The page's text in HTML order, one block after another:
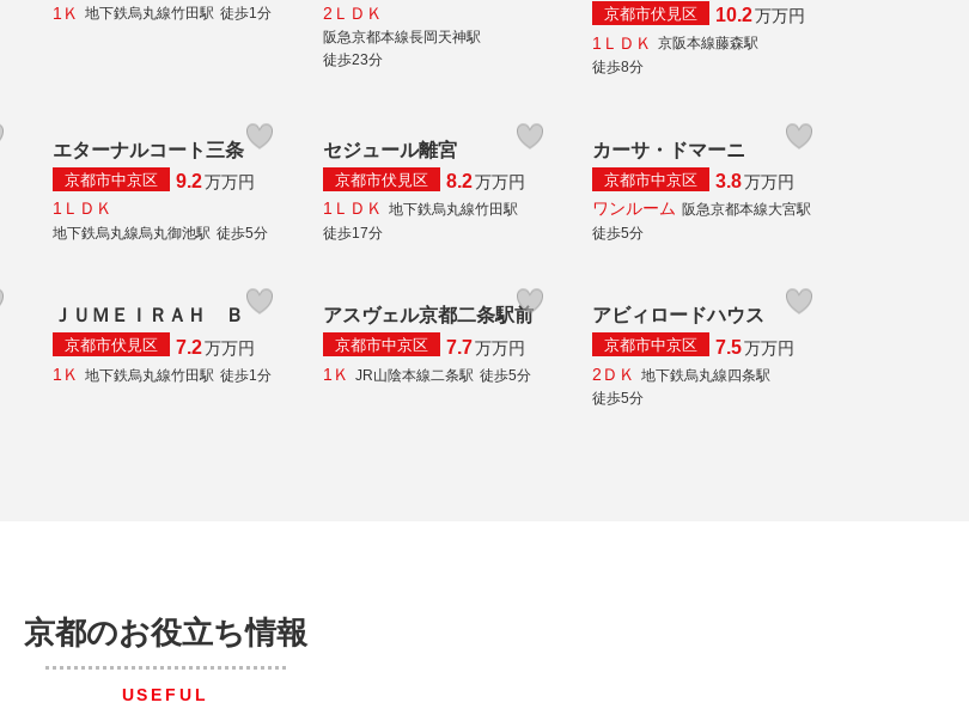
1Ｋ
地下鉄烏丸線竹田駅 徒歩1分
2ＬＤＫ
阪急京都本線長岡天神駅
徒歩23分
京都市伏見区 10.2万万円
1ＬＤＫ
京阪本線藤森駅
徒歩8分
エターナルコート三条
京都市中京区 9.2万万円
1ＬＤＫ
地下鉄烏丸線烏丸御池駅 徒歩5分
セジュール離宮
京都市伏見区 8.2万万円
1ＬＤＫ 地下鉄烏丸線竹田駅
徒歩17分
カーサ・ドマーニ
京都市中京区 3.8万万円
ワンルーム 阪急京都本線大宮駅
徒歩5分
ＪＵＭＥＩＲＡＨ Ｂ
京都市伏見区 7.2万万円
1Ｋ
地下鉄烏丸線竹田駅 徒歩1分
アスヴェル京都二条駅前
京都市中京区 7.7万万円
1Ｋ
JR山陰本線二条駅 徒歩5分
アビィロードハウス
京都市中京区 7.5万万円
2ＤＫ
地下鉄烏丸線四条駅
徒歩5分
京都のお役立ち情報
USEFUL